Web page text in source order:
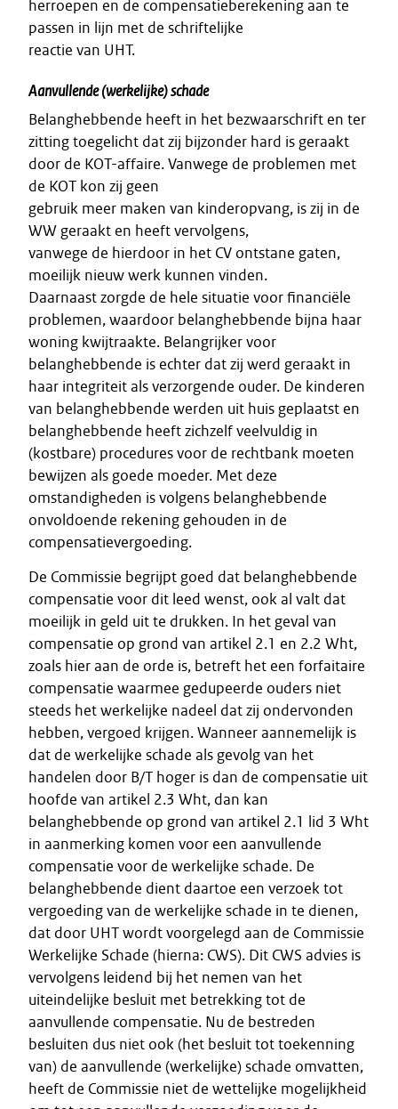
herroepen en de compensatieberekening aan te
passen in lijn met de schriftelijke
reactie van UHT.
Aanvullende (werkelijke) schade
Belanghebbende heeft in het bezwaarschrift en ter
zitting toegelicht dat zij bijzonder hard is geraakt
door de KOT-affaire. Vanwege de problemen met
de KOT kon zij geen
gebruik meer maken van kinderopvang, is zij in de
WW geraakt en heeft vervolgens,
vanwege de hierdoor in het CV ontstane gaten,
moeilijk nieuw werk kunnen vinden.
Daarnaast zorgde de hele situatie voor financiële
problemen, waardoor belanghebbende bijna haar
woning kwijtraakte. Belangrijker voor
belanghebbende is echter dat zij werd geraakt in
haar integriteit als verzorgende ouder. De kinderen
van belanghebbende werden uit huis geplaatst en
belanghebbende heeft zichzelf veelvuldig in
(kostbare) procedures voor de rechtbank moeten
bewijzen als goede moeder. Met deze
omstandigheden is volgens belanghebbende
onvoldoende rekening gehouden in de
compensatievergoeding.
De Commissie begrijpt goed dat belanghebbende
compensatie voor dit leed wenst, ook al valt dat
moeilijk in geld uit te drukken. In het geval van
compensatie op grond van artikel 2.1 en 2.2 Wht,
zoals hier aan de orde is, betreft het een forfaitaire
compensatie waarmee gedupeerde ouders niet
steeds het werkelijke nadeel dat zij ondervonden
hebben, vergoed krijgen. Wanneer aannemelijk is
dat de werkelijke schade als gevolg van het
handelen door B/T hoger is dan de compensatie uit
hoofde van artikel 2.3 Wht, dan kan
belanghebbende op grond van artikel 2.1 lid 3 Wht
in aanmerking komen voor een aanvullende
compensatie voor de werkelijke schade. De
belanghebbende dient daartoe een verzoek tot
vergoeding van de werkelijke schade in te dienen,
dat door UHT wordt voorgelegd aan de Commissie
Werkelijke Schade (hierna: CWS). Dit CWS advies is
vervolgens leidend bij het nemen van het
uiteindelijke besluit met betrekking tot de
aanvullende compensatie. Nu de bestreden
besluiten dus niet ook (het besluit tot toekenning
van) de aanvullende (werkelijke) schade omvatten,
heeft de Commissie niet de wettelijke mogelijkheid